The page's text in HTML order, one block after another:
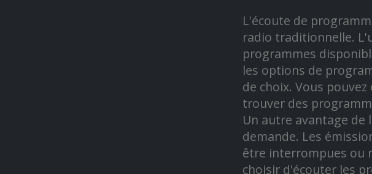
L'écoute de
radio traditionnelle.
programmes
les options de
de choix. Vous
trouver des
Un autre avantage
demande. Les
être interrompues ou
choisir d'écouter les